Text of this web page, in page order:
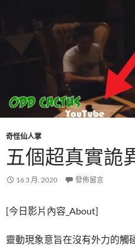
奇怪仙人掌
五個超真實詭
16 3 月, 2020 發佈留言
[今日影片內容_About]
靈動現象意旨在沒有外力的觸